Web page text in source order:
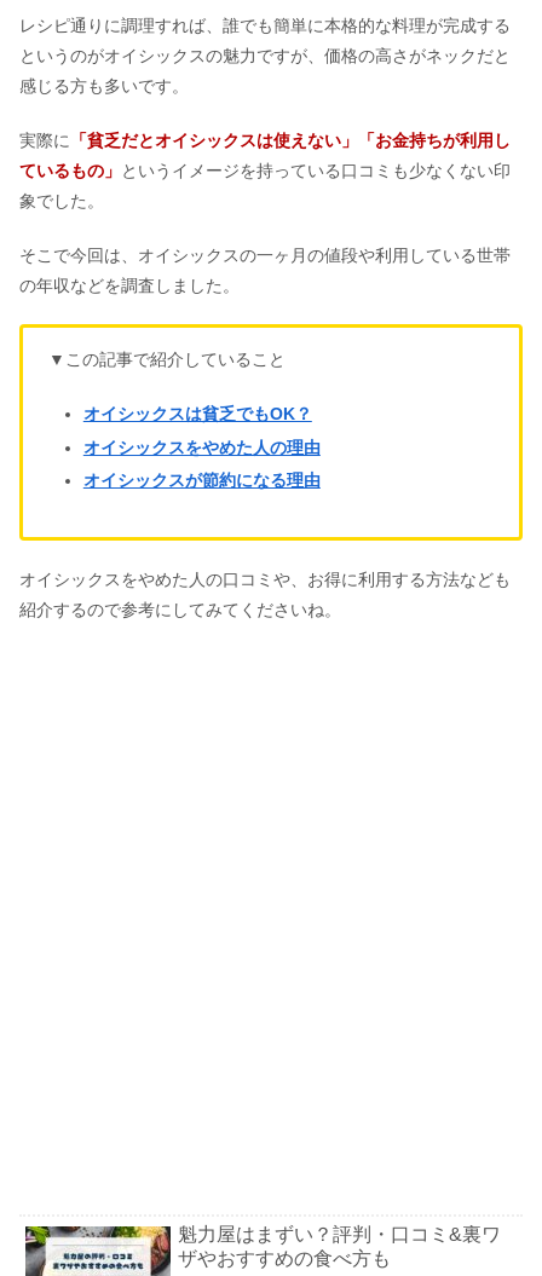
レシピ通りに調理すれば、誰でも簡単に本格的な料理が完成する
というのがオイシックスの魅力ですが、価格の高さがネックだと
感じる方も多いです。
実際に
「貧乏だとオイシックスは使えない」「お金持ちが利用し
ているもの」 というイメージを持っている口コミも少なくない印
象でした。
そこで今回は、オイシックスの一ヶ月の値段や利用している世帯
の年収などを調査しました。
▼この記事で紹介していること
オイシックスは貧乏でもOK？
オイシックスをやめた人の理由
オイシックスが節約になる理由
オイシックスをやめた人の口コミや、お得に利用する方法なども
紹介するので参考にしてみてくださいね。
魁力屋はまずい？評判・口コミ&裏ワ
ザやおすすめの食べ方も